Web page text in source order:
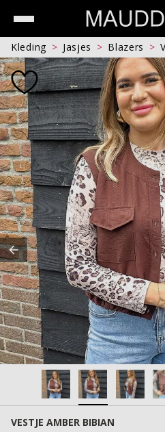
Kleding Jasjes Blazers
VESTJE AMBER BIBIAN